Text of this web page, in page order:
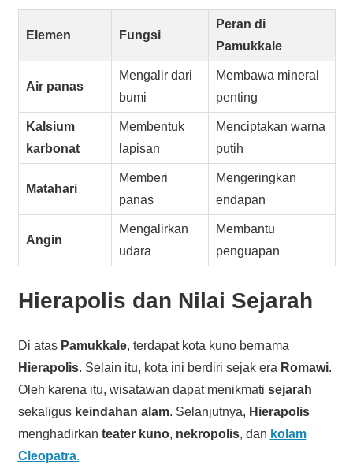
Elemen Fungsi
Peran di
Pamukkale
Air panas
Mengalir dari
bumi
Membawa mineral
penting
Kalsium
karbonat
Membentuk
lapisan
Menciptakan warna
putih
Matahari
Memberi
panas
Mengeringkan
endapan
Angin
Mengalirkan
udara
Membantu
penguapan
Hierapolis dan Nilai Sejarah
Di atas Pamukkale, terdapat kota kuno bernama
Hierapolis. Selain itu, kota ini berdiri sejak era Romawi.
Oleh karena itu, wisatawan dapat menikmati sejarah
sekaligus keindahan alam. Selanjutnya, Hierapolis
menghadirkan teater kuno, nekropolis, dan kolam
Cleopatra.